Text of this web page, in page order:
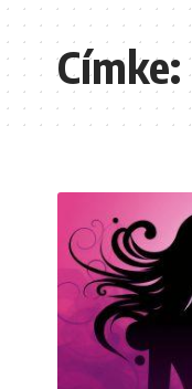
Címke: